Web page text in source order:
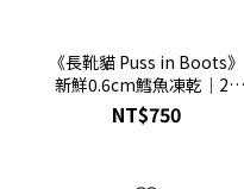
《長靴貓 Puss in Boots》
新鮮0.6cm鱈魚凍乾｜20
入超值包
NT$750